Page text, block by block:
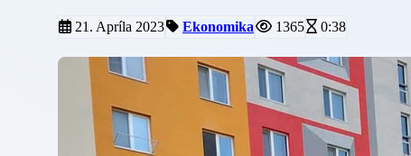
21. Apríla 2023 Ekonomika 1365 0:38